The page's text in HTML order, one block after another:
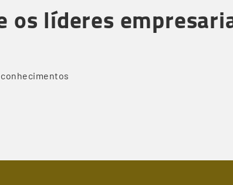
os líderes